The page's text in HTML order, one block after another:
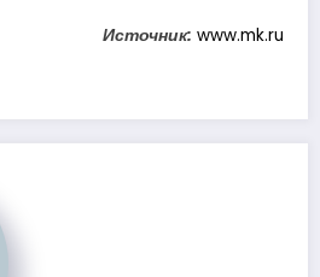
Источник: www.mk.ru